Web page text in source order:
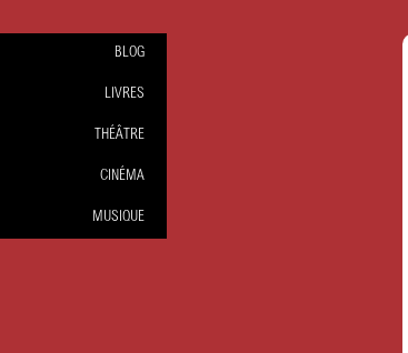
BLOG
LIVRES
THÉÂTRE
CINÉMA
MUSIQUE